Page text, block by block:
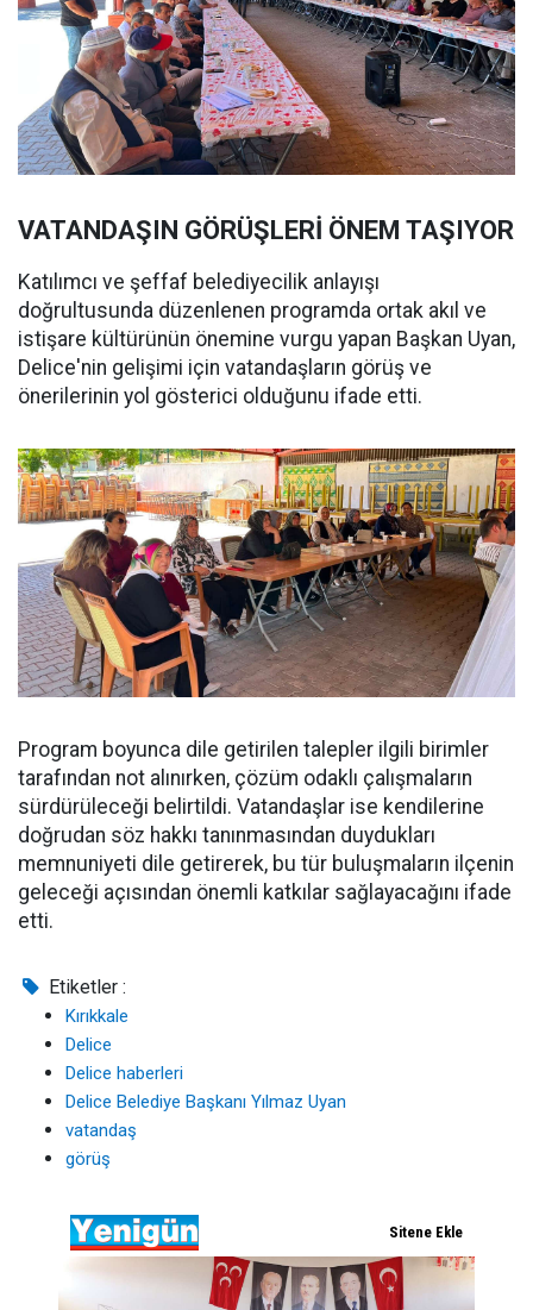
VATANDAŞIN GÖRÜŞLERİ ÖNEM TAŞIYOR
Katılımcı ve şeffaf belediyecilik anlayışı
doğrultusunda düzenlenen programda ortak akıl ve
istişare kültürünün önemine vurgu yapan Başkan Uyan,
Delice'nin gelişimi için vatandaşların görüş ve
önerilerinin yol gösterici olduğunu ifade etti.
Program boyunca dile getirilen talepler ilgili birimler
tarafından not alınırken, çözüm odaklı çalışmaların
sürdürüleceği belirtildi. Vatandaşlar ise kendilerine
doğrudan söz hakkı tanınmasından duydukları
memnuniyeti dile getirerek, bu tür buluşmaların ilçenin
geleceği açısından önemli katkılar sağlayacağını ifade
etti.
Etiketler :
Kırıkkale
Delice
Delice haberleri
Delice Belediye Başkanı Yılmaz Uyan
vatandaş
görüş